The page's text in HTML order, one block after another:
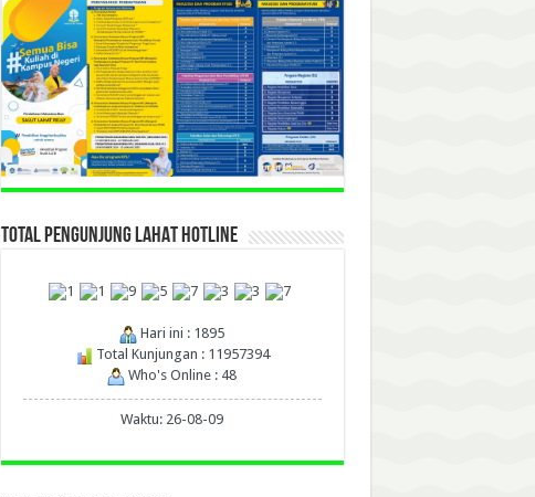
TOTAL PENGUNJUNG LAHAT HOTLINE
Hari ini : 1895
Total Kunjungan : 11957394
Who's Online : 48
Waktu: 26-08-09